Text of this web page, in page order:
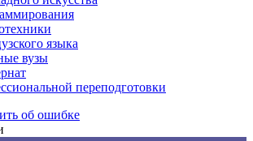
языка
вузы
переподготовки
об ошибке